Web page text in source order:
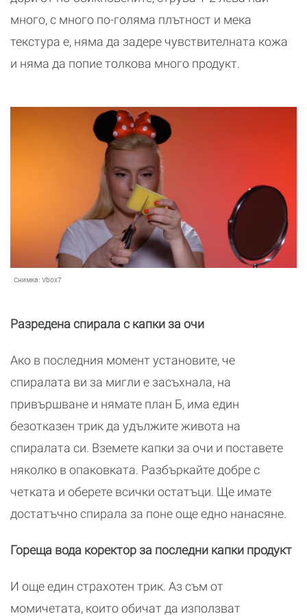
много, с много по-голяма плътност и мека
текстура е, няма да задере чувствителната кожа
и няма да попие толкова много продукт.
Снимка: Vbox7
Разредена спирала с капки за очи
Ако в последния момент установите, че
спиралата ви за мигли е засъхнала, на
привършване и нямате план Б, има един
безотказен трик да удължите живота на
спиралата си. Вземете капки за очи и поставете
няколко в опаковката. Разбъркайте добре с
четката и оберете всички остатъци. Ще имате
достатъчно спирала за поне още едно нанасяне.
Гореща вода коректор за последни капки продукт
И още един страхотен трик. Аз съм от
момичетата, които обичат да използват